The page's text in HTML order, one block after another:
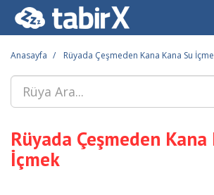
Anasayfa Rüyada Çeşmeden Kana Kana Su
Rüyada Çeşmeden Kana
İçmek